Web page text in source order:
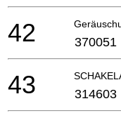
42 370051
43 314603